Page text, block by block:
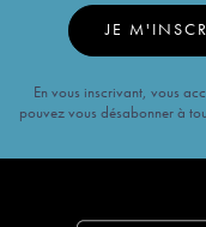
JE
En vous inscrivant, vous
pouvez vous désabonner à